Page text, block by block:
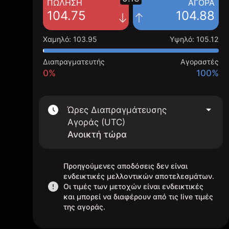
ΠΏΛΗΣΗ
104.75
ΑΓΟΡΆ
104.88
Χαμηλό: 103.95 Υψηλό: 105.12
Διαπραγματευτής
0%
Αγοραστές
100%
Ώρες Διαπραγμάτευσης
Αγοράς (UTC)
Ανοικτή τώρα
Προηγούμενες αποδόσεις δεν είναι
ενδεικτικές μελλοντικών αποτελεσμάτων.
Οι τιμές των μετοχών είναι ενδεικτικές
και μπορεί να διαφέρουν από τις live τιμές
της αγοράς.